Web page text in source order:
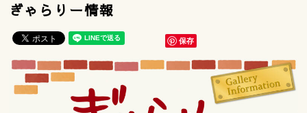
ぎゃらりー情報
保存